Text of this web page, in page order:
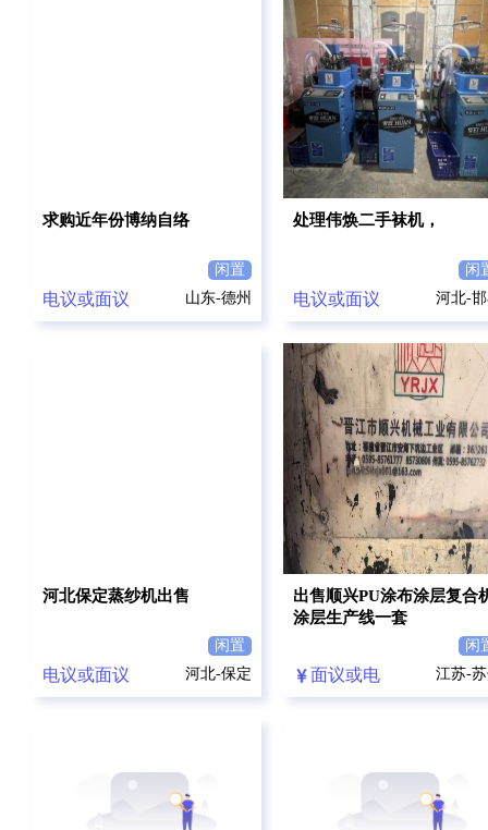
求购近年份博纳自络
闲置
电议或面议 山东-德州
处理伟焕二手袜机，
闲
电议或面议 河北-
河北保定蒸纱机出售
闲置
电议或面议 河北-保定
出售顺兴PU涂布涂层复合
涂层生产线一套
闲
面议或电
议
江苏-